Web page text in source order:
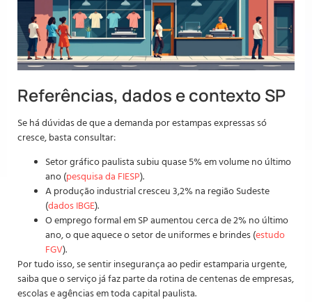
Referências, dados e contexto SP
Se há dúvidas de que a demanda por estampas expressas só
cresce, basta consultar:
Setor gráfico paulista subiu quase 5% em volume no último
ano (pesquisa da FIESP).
A produção industrial cresceu 3,2% na região Sudeste
(dados IBGE).
O emprego formal em SP aumentou cerca de 2% no último
ano, o que aquece o setor de uniformes e brindes (estudo
FGV).
Por tudo isso, se sentir insegurança ao pedir estamparia urgente,
saiba que o serviço já faz parte da rotina de centenas de empresas,
escolas e agências em toda capital paulista.